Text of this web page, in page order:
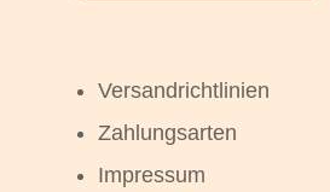
Versandrichtlinien
Zahlungsarten
Impressum